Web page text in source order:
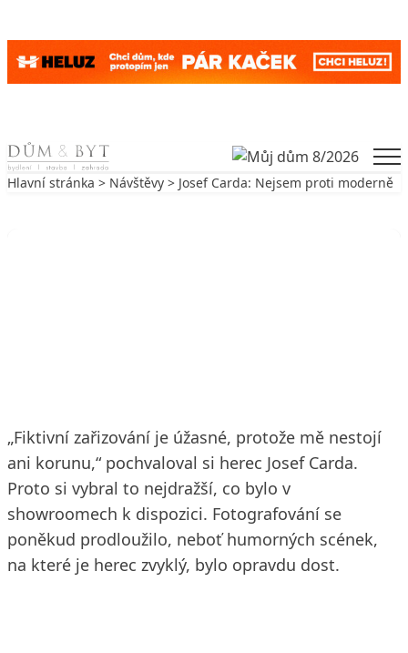
Skip to content
Hlavní stránka > Návštěvy > Josef Carda: Nejsem proti moderně
„Fiktivní zařizování je úžasné, protože mě nestojí
ani korunu,“ pochvaloval si herec Josef Carda.
Proto si vybral to nejdražší, co bylo v
showroomech k dispozici. Fotografování se
poněkud prodloužilo, neboť humorných scének,
na které je herec zvyklý, bylo opravdu dost.